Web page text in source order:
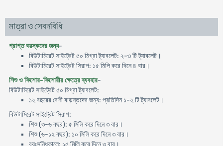
মাত্রা ও সেবনবিধি
প্রাপ্ত বয়স্কদের জন্য-
বিউটামিরেট সাইট্রেট ৫০ মিগ্রা ট্যাবলেট: ২-৩ টি ট্যাবলেট।
বিউটামিরেট সাইট্রেট সিরাপ: ১৫ মিলি করে দিনে ৪ বার।
শিশু ও কিশোর-কিশোরীর ক্ষেত্রে ব্যবহার-
বিউটামিরেট সাইট্রেট ৫০ মিগ্রা ট্যাবলেট:
১২ বছরের বেশী বাড়ন্তদের জন্য: প্রতিদিন ১-২ টি ট্যাবলেট।
বিউটামিরেট সাইট্রেট সিরাপ:
শিশু (৩-৬ বছর): ৫ মিলি করে দিনে ৩ বার।
শিশু (৬-১২ বছর): ১০ মিলি করে দিনে ৩ বার।
বয়ঃসন্ধিকালে: ১৫ মিলি করে দিনে ৩ বার।